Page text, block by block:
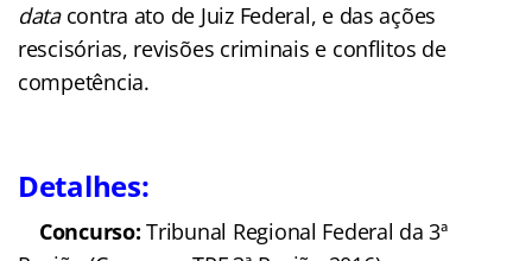
datacontra ato de Juiz Federal, e das ações
rescisórias, revisões criminais e conflitos de
competência.
Detalhes:
Concurso: Tribunal Regional Federal da 3ª